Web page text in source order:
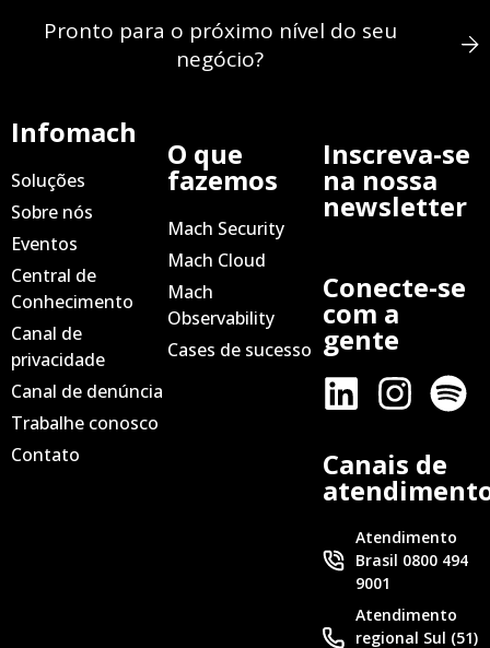
Pronto para o próximo nível do seu
negócio?
Infomach
Soluções
Sobre nós
Eventos
Central de
Conhecimento
Canal de
privacidade
Canal de denúncia
Trabalhe conosco
Contato
O que
fazemos
Mach Security
Mach Cloud
Mach
Observability
Cases de sucesso
Inscreva-se
na nossa
newsletter
Conecte-se
com a
gente
Canais de
Atendimento
Brasil 0800 494
9001
Atendimento
regional Sul (51)